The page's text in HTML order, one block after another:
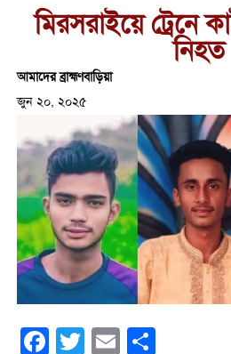
মিরসরাইয়ে ট্রেনে
নিহত
আমাদের ব্রাহ্মণবাড়িয়া
জুন ২০, ২০২৫
Facebook
Twitter Email